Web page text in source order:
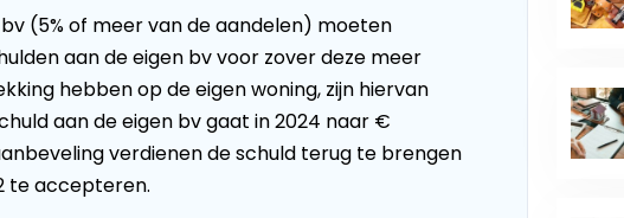
(5% of meer van de aandelen) moeten
aan de eigen bv voor zover deze meer
hebben op de eigen woning, zijn hiervan
aan de eigen bv gaat in 2024 naar €
verdienen de schuld terug te brengen
te accepteren.